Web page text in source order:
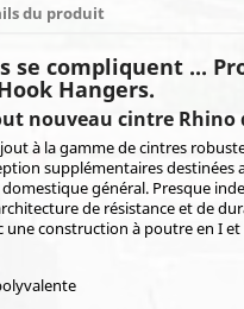
du produit
se compliquent ...
Hangers.
nouveau cintre Rhino
à la gamme de cintres
supplémentaires destinées
général. Presque
de résistance et de
une construction à poutre en I